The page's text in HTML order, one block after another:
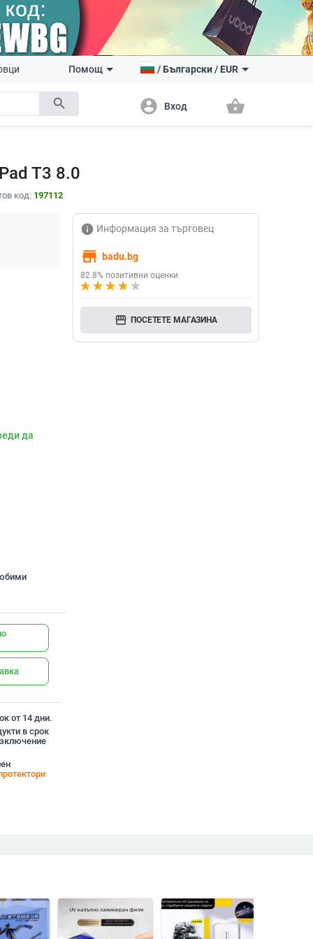
search
Помощ /Български/ EUR
account_circle Вход shopping_basket
T3 8.0
код: 197112
да
от 14 дни.
в срок
info Информация за търговец
store badu.bg
82.8% позитивни оценки
storefront ПОСЕТЕТЕ МАГАЗИНА